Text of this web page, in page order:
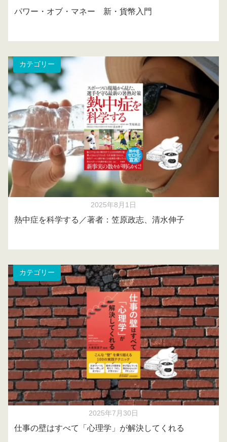
パワー・オブ・マネー 新・貨幣入門
カテゴリー
2025年8月1日
熱中症を科学する／著者：笠原政志、清水伸子
カテゴリー
2025年7月30日
仕事の壁はすべて「心理学」が解決してくれる